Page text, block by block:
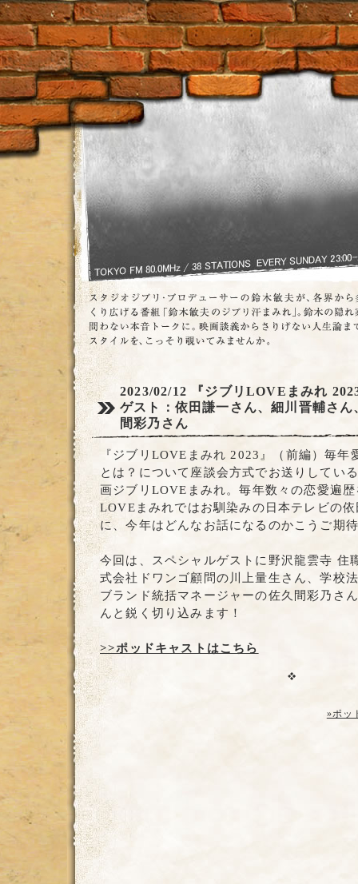
2023/02/12
『ジブリLOVEまみれ
ゲスト：依田謙一さん、細川晋輔さ
間彩乃さん
『ジブリLOVEまみれ 2023』（前編）毎年
とは？について座談会方式でお送りしてい
画ジブリLOVEまみれ。毎年数々の恋愛遍
LOVEまみれではお馴染みの日本テレビの
に、今年はどんなお話になるのかこうご期
今回は、スペシャルゲストに野沢龍雲寺 住
式会社ドワンゴ顧問の川上量生さん、学校
ブランド統括マネージャーの佐久間彩乃さ
んと鋭く切り込みます！
>>ポッドキャストはこちら
»ポッ